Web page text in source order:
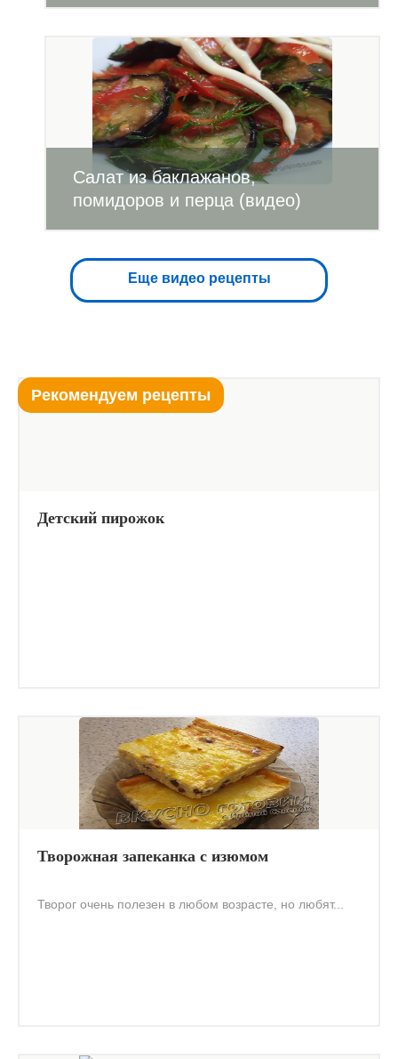
Салат из баклажанов,
помидоров и перца (видео)
Еще видео рецепты
Рекомендуем рецепты
Детский пирожок
Творожная запеканка с изюмом
Творог очень полезен в любом возрасте, но любят...